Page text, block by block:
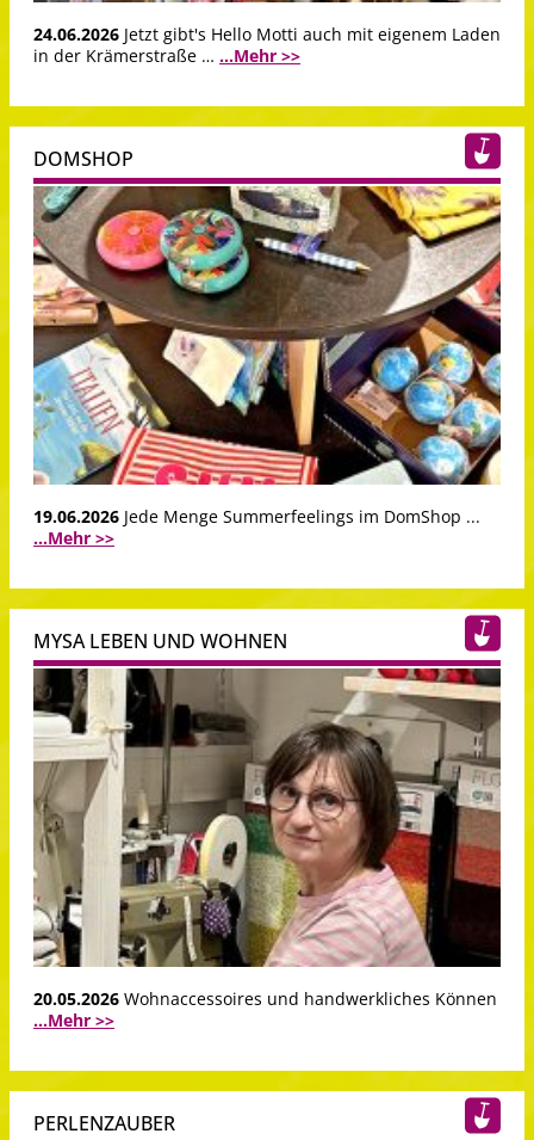
24.06.2026 Jetzt gibt's Hello Motti auch mit eigenem Laden
in der Krämerstraße … ...Mehr >>
DOMSHOP
19.06.2026 Jede Menge Summerfeelings im DomShop ...
...Mehr >>
MYSA LEBEN UND WOHNEN
20.05.2026 Wohnaccessoires und handwerkliches Können
...Mehr >>
PERLENZAUBER